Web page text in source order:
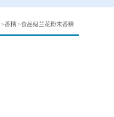
>香精 >食品级兰花粉末香精